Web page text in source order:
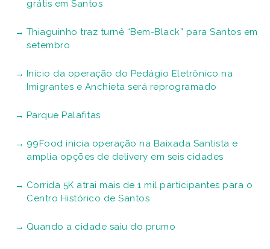
grátis em Santos
Thiaguinho traz turnê “Bem-Black” para Santos em
setembro
Início da operação do Pedágio Eletrônico na
Imigrantes e Anchieta será reprogramado
Parque Palafitas
99Food inicia operação na Baixada Santista e
amplia opções de delivery em seis cidades
Corrida 5K atrai mais de 1 mil participantes para o
Centro Histórico de Santos
Quando a cidade saiu do prumo